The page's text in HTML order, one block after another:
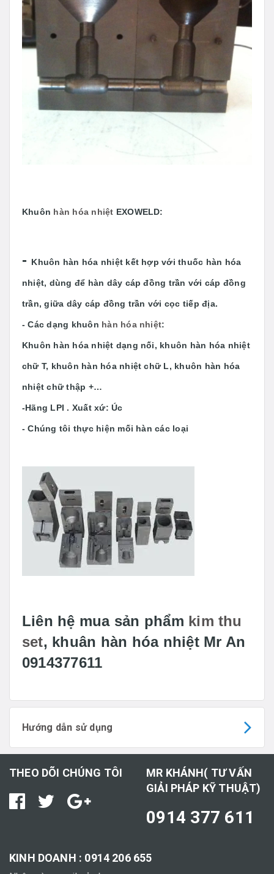
Khuôn hàn hóa nhiệt EXOWELD:
- Khuôn hàn hóa nhiệt kết hợp với thuốc hàn hóa
nhiệt, dùng để hàn dây cáp đồng trần với cáp đồng
trần, giữa dây cáp đồng trần với cọc tiếp địa.
- Các dạng khuôn hàn hóa nhiệt:
Khuôn hàn hóa nhiệt dạng nối, khuôn hàn hóa nhiệt
chữ T, khuôn hàn hóa nhiệt chữ L, khuôn hàn hóa
nhiệt chữ thập +…
-Hãng LPI . Xuất xứ: Úc
- Chúng tôi thực hiện mối hàn các loại
Liên hệ mua sản phẩm kim thu
set, khuân hàn hóa nhiệt Mr An
0914377611
Hướng dẫn sử dụng
THEO DÕI CHÚNG TÔI
MR KHÁNH( TƯ VẤN
GIẢI PHÁP KỸ THUẬT)
0914 377 611
KINH DOANH : 0914 206 655